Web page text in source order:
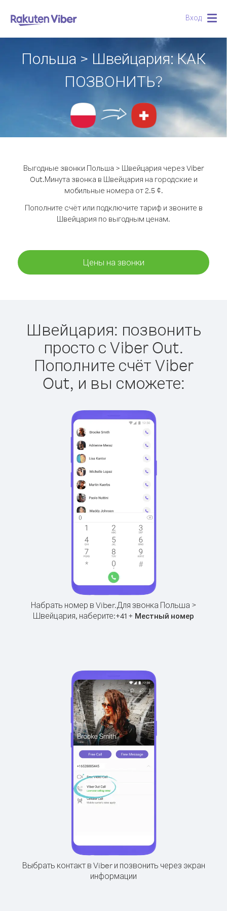
Вход
Польша > Швейцария: КАК
ПОЗВОНИТЬ?
Выгодные звонки Польша > Швейцария через Viber
Out.Минута звонка в Швейцария на городские и
мобильные номера от 2.5 ¢.
Пополните счёт или подключите тариф и звоните в
Швейцария по выгодным ценам.
Цены на звонки
Швейцария: позвонить
просто с Viber Out.
Пополните счёт Viber
Out, и вы сможете:
Набрать номер в Viber.Для звонка Польша >
Швейцария, наберите:+41 + Местный номер
Выбрать контакт в Viber и позвонить через экран
информации